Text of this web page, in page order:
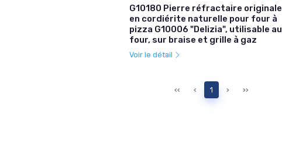
G10180 Pierre réfractaire originale
en cordiérite naturelle pour four à
pizza G10006 "Delizia", utilisable au
four, sur braise et grille à gaz
Voir le détail
‹‹ ‹ 1 › ››